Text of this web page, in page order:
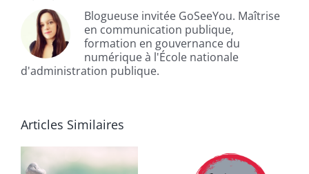
Blogueuse invitée GoSeeYou. Maîtrise
en communication publique,
formation en gouvernance du
numérique à l'École nationale
d'administration publique.
Articles Similaires